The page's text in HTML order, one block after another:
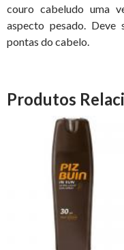
couro cabeludo uma
aspecto pesado. Deve
pontas do cabelo.
Produtos